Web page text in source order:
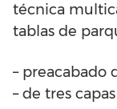
técnica
tablas de
– preacabado
– de tres